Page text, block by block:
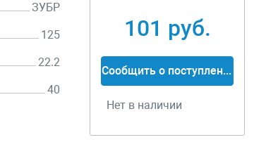
ЗУБР
125
22.2
40
101 руб.
Сообщить о поступлении
Нет в наличии